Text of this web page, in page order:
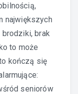
największych
brodziki, brak
to może
kończą się
seniorów